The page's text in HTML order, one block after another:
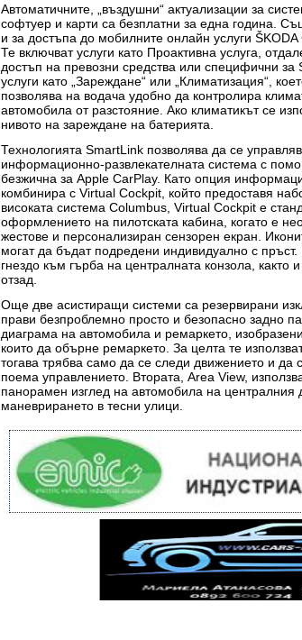
Автоматичните, „въздушни“ актуализации за
софтуер и карти са безплатни за една година.
и за достъпа до мобилните онлайн услуги ŠKODA
Те включват услуги като Проактивна услуга,
достъп на превозни средства или специфични за
услуги като „Зареждане“ или „Климатизация“,
позволява на водача удобно да контролира
автомобила от разстояние. Ако климатикът се
нивото на зареждане на батерията.
Технологията SmartLink позволява да се
информационно-развлекателната система с
безжична за Apple CarPlay. Като опция
комбинира с Virtual Cockpit, който предоставя
високата система Columbus, Virtual Cockpit е
оформлението на пилотската кабина, когато е
жестове и персонализиран сензорен екран.
могат да бъдат подредени индивидуално с
гнездо към гърба на централната конзола,
отзад.
Още две асистиращи системи са резервирани
прави безпроблемно просто и безопасно задно
диаграма на автомобила и ремаркето,
които да обърне ремаркето. За целта те
тогава трябва само да се следи движението и да
поема управлението. Втората, Area View,
панорамен изглед на автомобила на централния
маневрирането в тесни улици.